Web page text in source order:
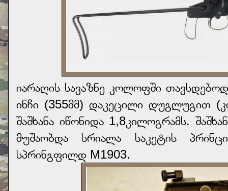
იარაღის სავაზნე კოლოფში
ინჩი (355მმ) დაკეცილი დუგლუგით
შაშხანა იწონიდა 1,8კილოგრამს.
მუშაობდა სრიალა საკეტის
სპრინგფილდ M1903.